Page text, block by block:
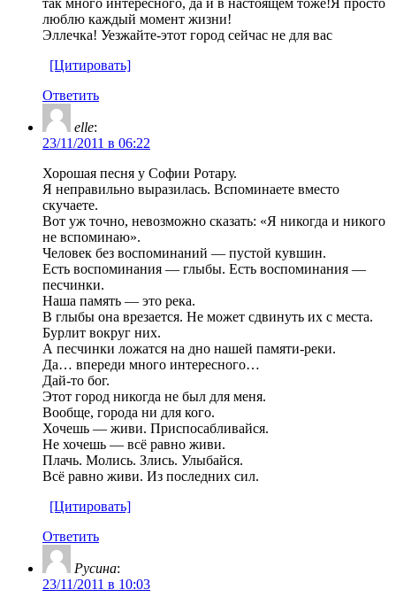
люблю каждый момент жизни!
Эллечка! Уезжайте-этот город сейчас не для вас
[Цитировать]
Ответить
elle:
23/11/2011 в 06:22
Хорошая песня у Софии Ротару.
Я неправильно выразилась. Вспоминаете вместо
скучаете.
Вот уж точно, невозможно сказать: «Я никогда и никого
не вспоминаю».
Человек без воспоминаний — пустой кувшин.
Есть воспоминания — глыбы. Есть воспоминания —
песчинки.
Наша память — это река.
В глыбы она врезается. Не может сдвинуть их с места.
Бурлит вокруг них.
А песчинки ложатся на дно нашей памяти-реки.
Да… впереди много интересного…
Дай-то бог.
Этот город никогда не был для меня.
Вообще, города ни для кого.
Хочешь — живи. Приспосабливайся.
Не хочешь — всё равно живи.
Плачь. Молись. Злись. Улыбайся.
Всё равно живи. Из последних сил.
[Цитировать]
Ответить
Русина:
23/11/2011 в 10:03